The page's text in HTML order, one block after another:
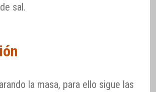
sal.
la masa, para ello sigue las